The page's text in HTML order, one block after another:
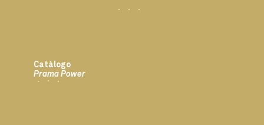
Catálogo
Prama Power